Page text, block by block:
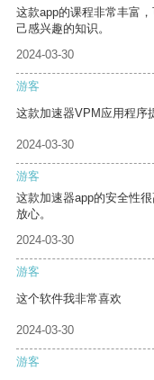
这款app的课程非常丰富
己感兴趣的知识。
2024-03-30
游客
这款加速器VPM应用程序
2024-03-30
游客
这款加速器app的安全性
放心。
2024-03-30
游客
这个软件我非常喜欢
2024-03-30
游客